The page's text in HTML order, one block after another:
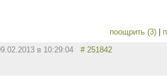
поощрить (3)
в 10:29:04 # 251842